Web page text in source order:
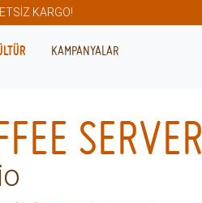
KARGO!
KAMPANYALAR
SERVER